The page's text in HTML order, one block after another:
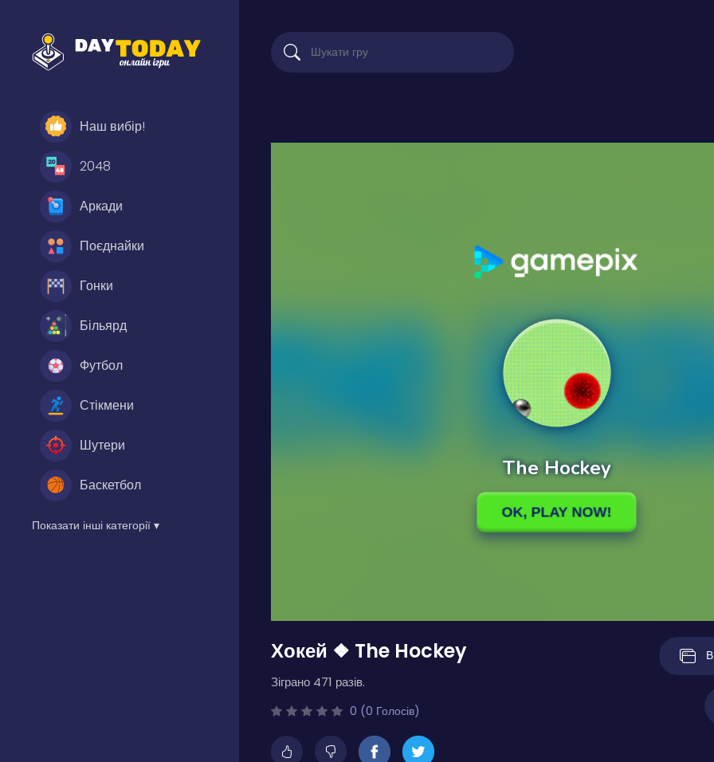
Наш вибір!
2048
Аркади
Поєднайки
Гонки
Більярд
Футбол
Стікмени
Шутери
Баскетбол
Показати інші категорії ▾
Хокей ❖ The Hockey
Зіграно 471 разів.
0 (0 Голосів)